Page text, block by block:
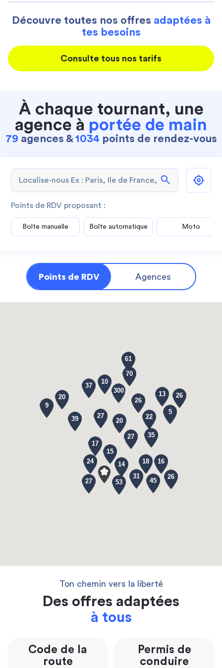
Découvre toutes nos offres adaptées à
tes besoins
Consulte tous nos tarifs
À chaque tournant, une
agence à portée de main
79 agences &1034points de rendez-vous
search
Points de RDV proposant :
Boîte manuelle Boîte automatique Moto
Points de RDV Agences
35
70
27
16
26
26
53
14
45
37
17
20
15
22
300
20
18
9
24
31
27
39
13
61
27
26
10
5
Ton chemin vers la liberté
Des offres adaptées
à tous
Code de la
route
Permis de
conduire